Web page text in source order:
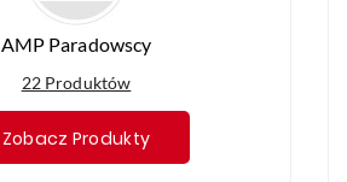
AMP Paradowscy
22 Produktów
Zobacz Produkty